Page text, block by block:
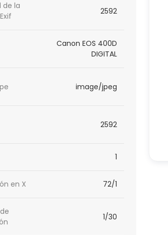
de la
2592
Canon EOS 400D
DIGITAL
image/jpeg
2592
1
en X 72/1
1/30